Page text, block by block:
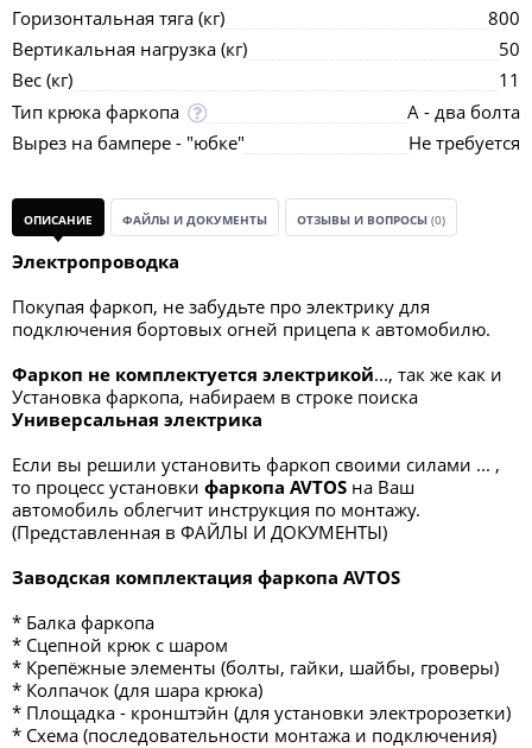
Горизонтальная тяга (кг)
800
Вертикальная нагрузка (кг)
50
Вес (кг)
11
Тип крюка фаркопа
А - два болта
Вырез на бампере - "юбке"
Не требуется
ОПИСАНИЕ ФАЙЛЫ И ДОКУМЕНТЫ ОТЗЫВЫ И ВОПРОСЫ (0)
Электропроводка
Покупая фаркоп, не забудьте про электрику для
подключения бортовых огней прицепа к автомобилю.
Фаркоп не комплектуется электрикой..., так же как и
Установка фаркопа, набираем в строке поиска
Универсальная электрика
Если вы решили установить фаркоп своими силами ... ,
то процесс установки фаркопа AVTOS на Ваш
автомобиль облегчит инструкция по монтажу.
(Представленная в ФАЙЛЫ И ДОКУМЕНТЫ)
Заводская комплектация фаркопа AVTOS
* Балка фаркопа
* Сцепной крюк с шаром
* Крепёжные элементы (болты, гайки, шайбы, гроверы)
* Колпачок (для шара крюка)
* Площадка - кронштэйн (для установки электророзетки)
* Схема (последовательности монтажа и подключения)